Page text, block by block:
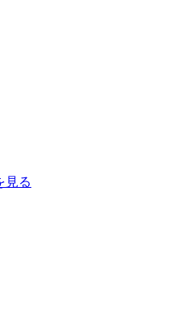
見る